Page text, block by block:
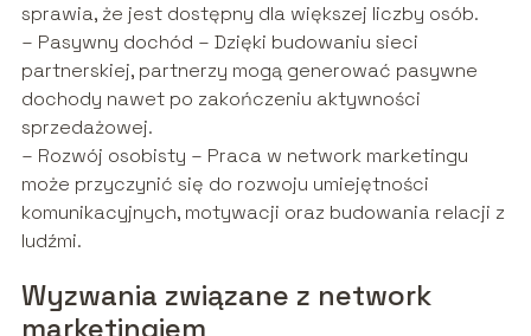
sprawia, że jest dostępny dla większej liczby osób.
– Pasywny dochód – Dzięki budowaniu sieci
partnerskiej, partnerzy mogą generować pasywne
dochody nawet po zakończeniu aktywności
sprzedażowej.
– Rozwój osobisty – Praca w network marketingu
może przyczynić się do rozwoju umiejętności
komunikacyjnych, motywacji oraz budowania relacji z
ludźmi.
Wyzwania związane z network
marketingiem